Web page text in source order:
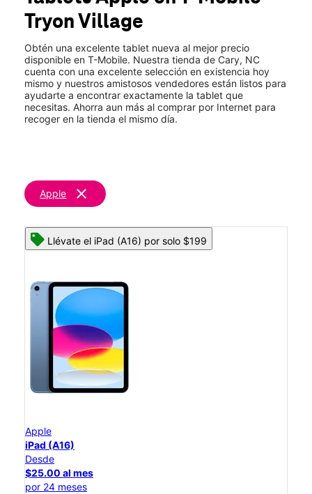
Jue.:10:00 a.m. a 8:00 p.m.
Vie.:10:00 a.m. a 8:00 p.m.
8204 Tryon Woods Drive Ste 119 Cary, NC 27518
Tryon Village
Obtén una excelente tablet nueva al mejor precio
disponible en T-Mobile. Nuestra tienda de Cary, NC
cuenta con una excelente selección en existencia hoy
mismo y nuestros amistosos vendedores están listos para
ayudarte a encontrar exactamente la tablet que
necesitas. Ahorra aun más al comprar por Internet para
recoger en la tienda el mismo día.
Apple clear
Llévate el iPad (A16) por solo $199
Apple
iPad (A16)
Desde
$25.00 al mes
por 24 meses